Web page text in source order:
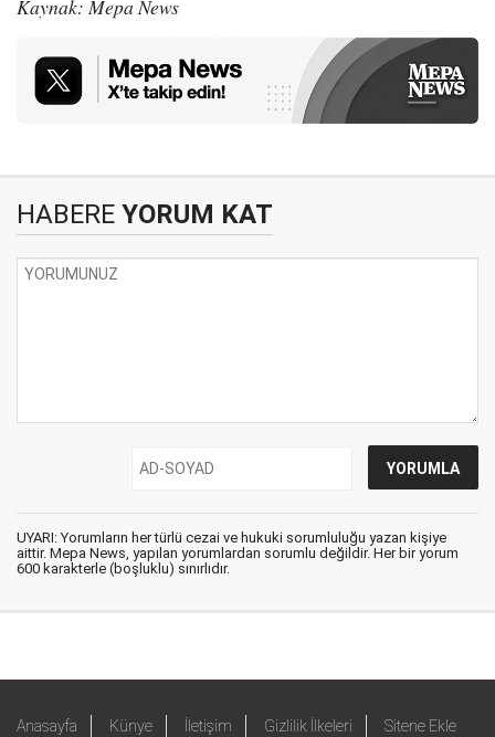
Kaynak: Mepa News
HABERE YORUM KAT
UYARI: Yorumların her türlü cezai ve hukuki sorumluluğu yazan kişiye
aittir. Mepa News, yapılan yorumlardan sorumlu değildir. Her bir yorum
600 karakterle (boşluklu) sınırlıdır.
Anasayfa Künye İletişim Gizlilik İlkeleri Sitene Ekle